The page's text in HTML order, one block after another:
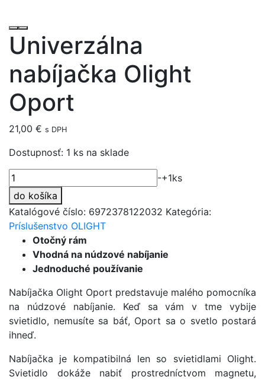
Univerzálna
nabíjačka Olight
Oport
21,00 € s DPH
Dostupnosť: 1 ks na sklade
množstvo
Univerzálna
nabíjačka
Olight
Oport
-+1ks
do košíka
Katalógové číslo: 6972378122032 Kategória:
Príslušenstvo OLIGHT
Otočný rám
Vhodná na núdzové nabíjanie
Jednoduché používanie
Nabíjačka Olight Oport predstavuje malého pomocníka
na núdzové nabíjanie. Keď sa vám v tme vybije
svietidlo, nemusíte sa báť, Oport sa o svetlo postará
ihneď.
Nabíjačka je kompatibilná len so svietidlami Olight.
Svietidlo dokáže nabiť prostredníctvom magnetu,